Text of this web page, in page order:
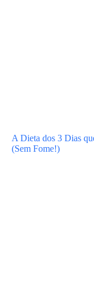
A Dieta dos 3 Dias
(Sem Fome!)